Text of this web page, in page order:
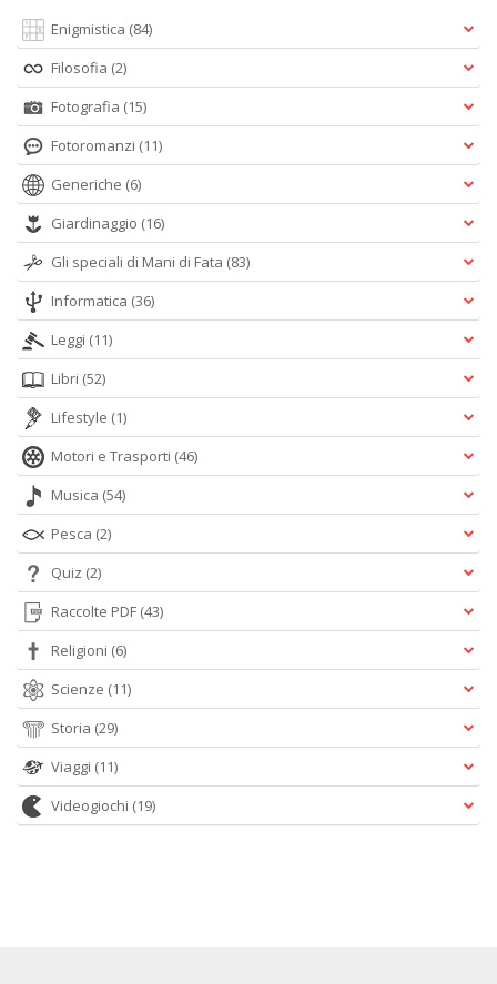
Enigmistica (84)
Filosofia (2)
Fotografia (15)
Fotoromanzi (11)
Generiche (6)
Giardinaggio (16)
Gli speciali di Mani di Fata (83)
Informatica (36)
Leggi (11)
Libri (52)
Lifestyle (1)
Motori e Trasporti (46)
Musica (54)
Pesca (2)
Quiz (2)
Raccolte PDF (43)
Religioni (6)
Scienze (11)
Storia (29)
Viaggi (11)
Videogiochi (19)